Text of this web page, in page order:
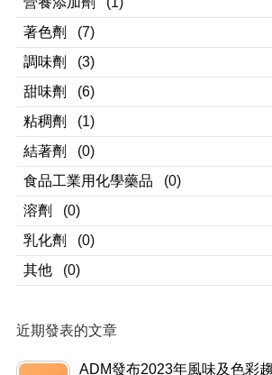
調味劑 (3)
甜味劑 (6)
粘稠劑 (1)
結著劑 (0)
食品工業用化學藥品 (0)
溶劑 (0)
乳化劑 (0)
其他 (0)
近期發表的文章
ADM發布2023年風味及色彩
品飲料4大發展新風向(4/4)
wellwiz